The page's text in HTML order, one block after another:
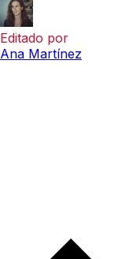
Editado por
Ana Martínez